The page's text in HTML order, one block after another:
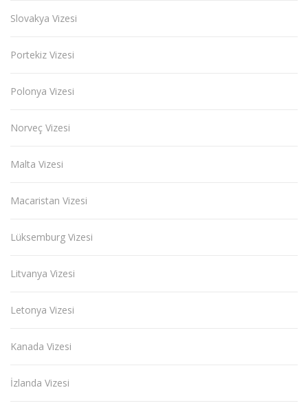
Slovakya Vizesi
Portekiz Vizesi
Polonya Vizesi
Norveç Vizesi
Malta Vizesi
Macaristan Vizesi
Lüksemburg Vizesi
Litvanya Vizesi
Letonya Vizesi
Kanada Vizesi
İzlanda Vizesi